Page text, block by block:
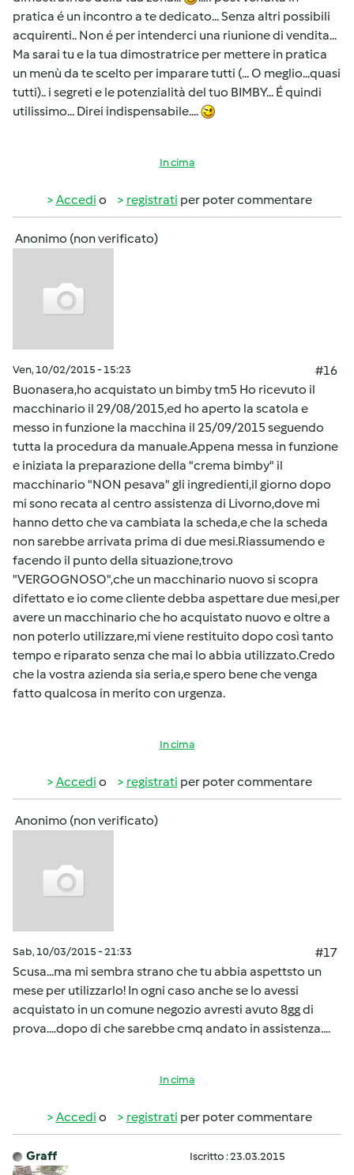
pratica é un incontro a te dedicato... Senza altri possibili
acquirenti.. Non é per intenderci una riunione di vendita...
Ma sarai tu e la tua dimostratrice per mettere in pratica
un menù da te scelto per imparare tutti (... O meglio...quasi
tutti).. i segreti e le potenzialità del tuo BIMBY... É quindi
utilissimo... Direi indispensabile....
In cima
Accedi o registrati per poter commentare
Anonimo (non verificato)
Ven, 10/02/2015 - 15:23
#16
Buonasera,ho acquistato un bimby tm5 Ho ricevuto il
macchinario il 29/08/2015,ed ho aperto la scatola e
messo in funzione la macchina il 25/09/2015 seguendo
tutta la procedura da manuale.Appena messa in funzione
e iniziata la preparazione della "crema bimby" il
macchinario "NON pesava" gli ingredienti,il giorno dopo
mi sono recata al centro assistenza di Livorno,dove mi
hanno detto che va cambiata la scheda,e che la scheda
non sarebbe arrivata prima di due mesi.Riassumendo e
facendo il punto della situazione,trovo
"VERGOGNOSO",che un macchinario nuovo si scopra
difettato e io come cliente debba aspettare due mesi,per
avere un macchinario che ho acquistato nuovo e oltre a
non poterlo utilizzare,mi viene restituito dopo così tanto
tempo e riparato senza che mai lo abbia utilizzato.Credo
che la vostra azienda sia seria,e spero bene che venga
fatto qualcosa in merito con urgenza.
In cima
Accedi o registrati per poter commentare
Anonimo (non verificato)
Sab, 10/03/2015 - 21:33
#17
Scusa...ma mi sembra strano che tu abbia aspettsto un
mese per utilizzarlo! In ogni caso anche se lo avessi
acquistato in un comune negozio avresti avuto 8gg di
prova....dopo di che sarebbe cmq andato in assistenza....
In cima
Accedi o registrati per poter commentare
Graff Iscritto : 23.03.2015